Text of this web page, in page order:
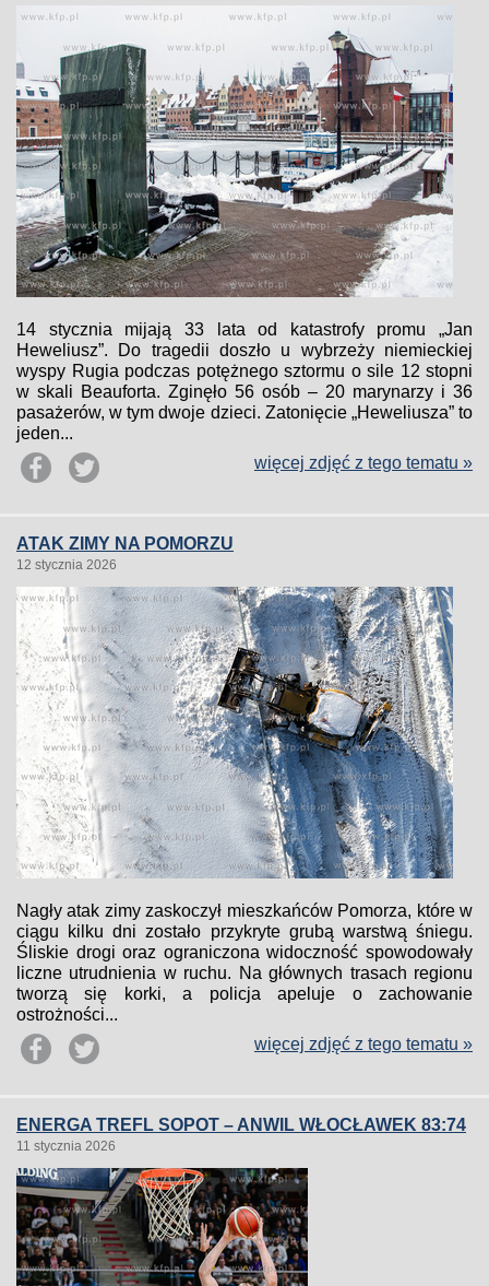
14 stycznia mijają 33 lata od katastrofy promu „Jan
Heweliusz”. Do tragedii doszło u wybrzeży niemieckiej
wyspy Rugia podczas potężnego sztormu o sile 12 stopni
w skali Beauforta. Zginęło 56 osób – 20 marynarzy i 36
pasażerów, w tym dwoje dzieci. Zatonięcie „Heweliusza” to
jeden...
więcej zdjęć z tego tematu »
ATAK ZIMY NA POMORZU
12 stycznia 2026
Nagły atak zimy zaskoczył mieszkańców Pomorza, które w
ciągu kilku dni zostało przykryte grubą warstwą śniegu.
Śliskie drogi oraz ograniczona widoczność spowodowały
liczne utrudnienia w ruchu. Na głównych trasach regionu
tworzą się korki, a policja apeluje o zachowanie
ostrożności...
więcej zdjęć z tego tematu »
ENERGA TREFL SOPOT – ANWIL WŁOCŁAWEK 83:74
11 stycznia 2026